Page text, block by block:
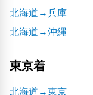
北海道→兵庫
北海道→沖縄
東京着
北海道→東京